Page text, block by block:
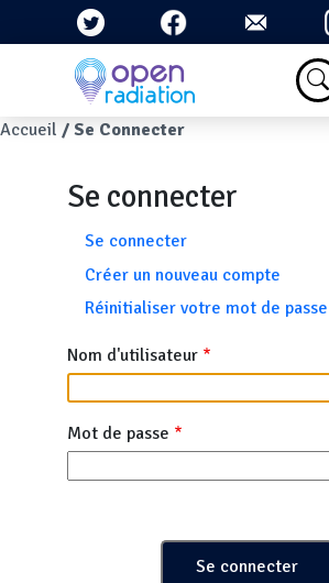
Aller au contenu principal
Fil d'Ariane
Accueil Se Connecter
Se connecter
Onglets principaux
Se connecter
Créer un nouveau compte
Réinitialiser votre mot de passe
Nom d'utilisateur
Mot de passe